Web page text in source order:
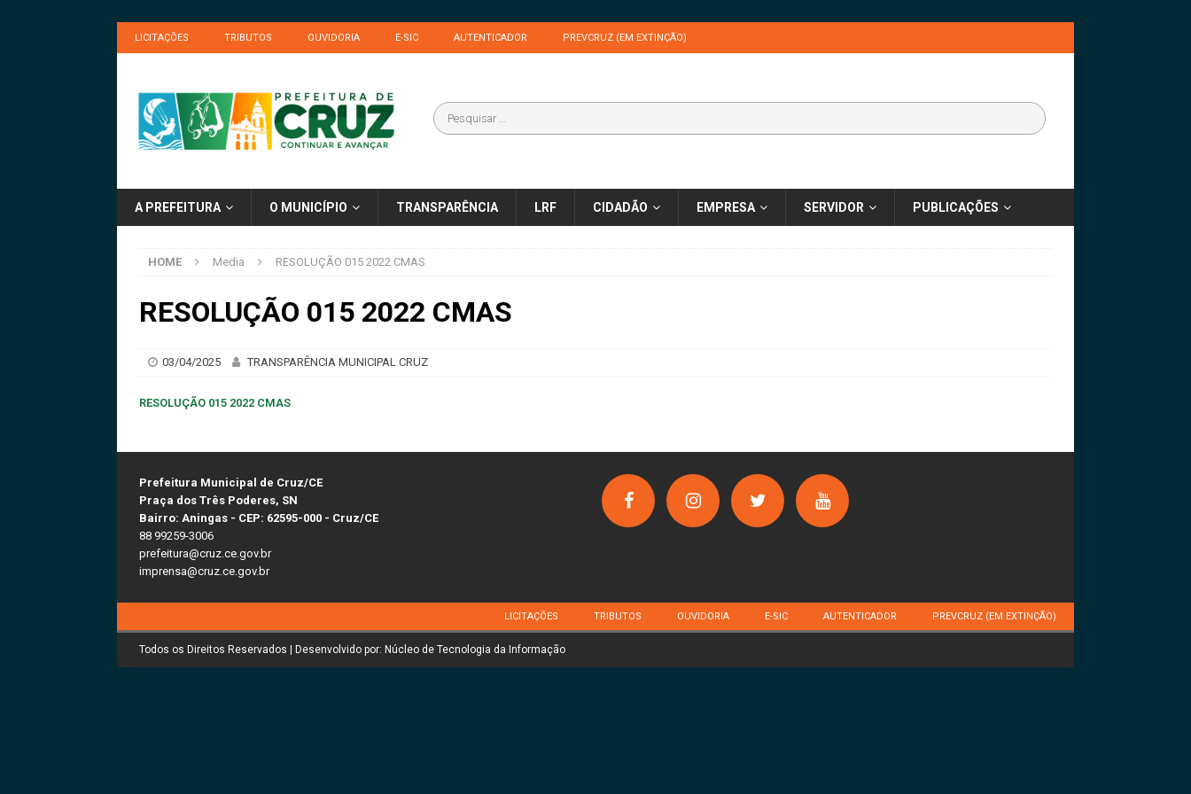
LICITAÇÕES TRIBUTOS OUVIDORIA E-SIC AUTENTICADOR PREVCRUZ (EM EXTINÇÃO)
A PREFEITURA O MUNICÍPIO TRANSPARÊNCIA LRF CIDADÃO EMPRESA SERVIDOR PUBLICAÇÕES
HOME Media RESOLUÇÃO 015 2022 CMAS
RESOLUÇÃO 015 2022 CMAS
03/04/2025 TRANSPARÊNCIA MUNICIPAL CRUZ
RESOLUÇÃO 015 2022 CMAS
Prefeitura Municipal de Cruz/CE
Praça dos Três Poderes, SN
Bairro: Aningas - CEP: 62595-000 - Cruz/CE
88 99259-3006
prefeitura@cruz.ce.gov.br
imprensa@cruz.ce.gov.br
LICITAÇÕES TRIBUTOS OUVIDORIA E-SIC AUTENTICADOR PREVCRUZ (EM EXTINÇÃO)
Todos os Direitos Reservados | Desenvolvido por: Núcleo de Tecnologia da Informação